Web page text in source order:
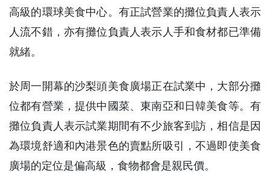
高級的環球美食中心。有正試營業的攤位負責人表示
人流不錯，亦有攤位負責人表示人手和食材都已準備
就緒。
於周一開幕的沙梨頭美食廣場正在試業中，大部分攤
位都有營業，提供中國菜、東南亞和日韓美食等。有
攤位負責人表示試業期間有不少旅客到訪，相信是因
為環境舒適和內港景色的賣點所吸引，不過即使美食
廣場的定位是偏高級，食物都會是親民價。